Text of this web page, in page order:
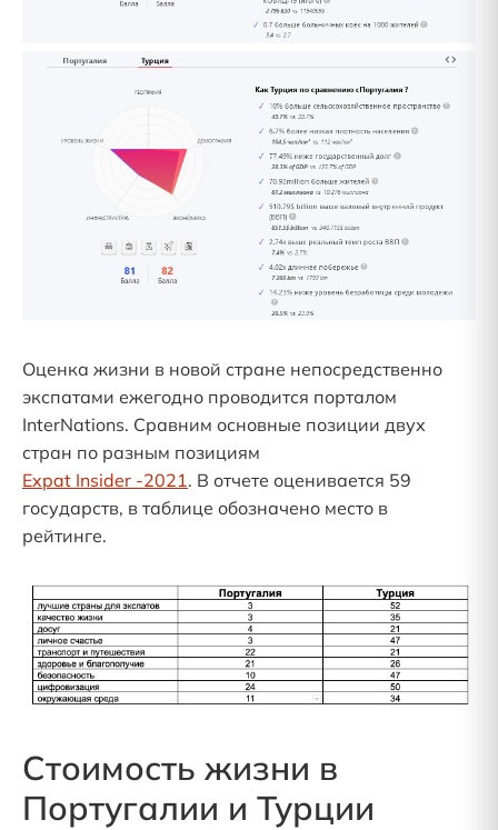
Оценка жизни в новой стране непосредственно
экспатами ежегодно проводится порталом
InterNations. Сравним основные позиции двух
стран по разным позициям
Expat Insider -2021. В отчете оценивается 59
государств, в таблице обозначено место в
рейтинге.
Стоимость жизни в
Португалии и Турции